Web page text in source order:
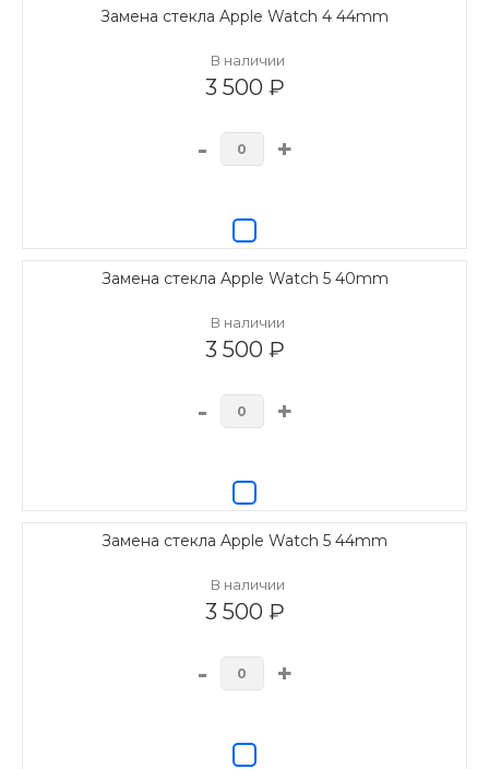
Замена стекла Apple Watch 4 44mm
В наличии
3 500 ₽
- +
Замена стекла Apple Watch 5 40mm
В наличии
3 500 ₽
- +
Замена стекла Apple Watch 5 44mm
В наличии
3 500 ₽
- +